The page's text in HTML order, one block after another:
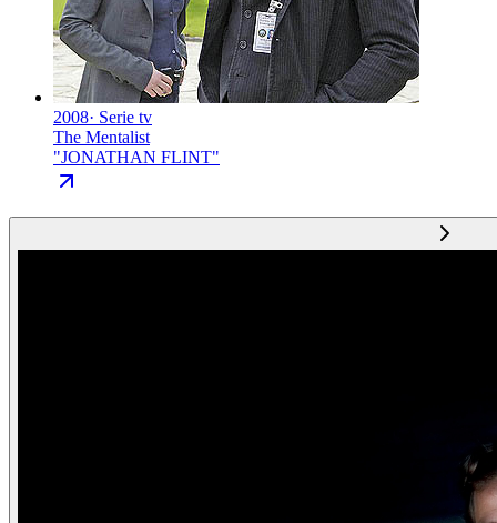
2008· Serie tv
The Mentalist
"JONATHAN FLINT"